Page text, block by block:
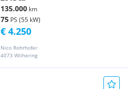
135.000 km
75 PS (55 kW)
Nico Rohrhofer
4073 Wilhering
€ 4.250